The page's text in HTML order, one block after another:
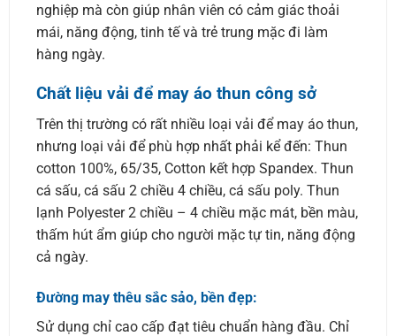
nghiệp mà còn giúp nhân viên có cảm giác thoải
mái, năng động, tinh tế và trẻ trung mặc đi làm
hàng ngày.
Chất liệu vải để may áo thun công sở
Trên thị trường có rất nhiều loại vải để may áo thun,
nhưng loại vải để phù hợp nhất phải kể đến: Thun
cotton 100%, 65/35, Cotton kết hợp Spandex. Thun
cá sấu, cá sấu 2 chiều 4 chiều, cá sấu poly. Thun
lạnh Polyester 2 chiều – 4 chiều mặc mát, bền màu,
thấm hút ẩm giúp cho người mặc tự tin, năng động
cả ngày.
Đường may thêu sắc sảo, bền đẹp:
Sử dụng chỉ cao cấp đạt tiêu chuẩn hàng đầu. Chỉ